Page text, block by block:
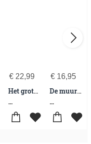
€ 22,99
Het grote voorleesboek voor alle seizoenen
...
€ 16,95
De muur 93
...